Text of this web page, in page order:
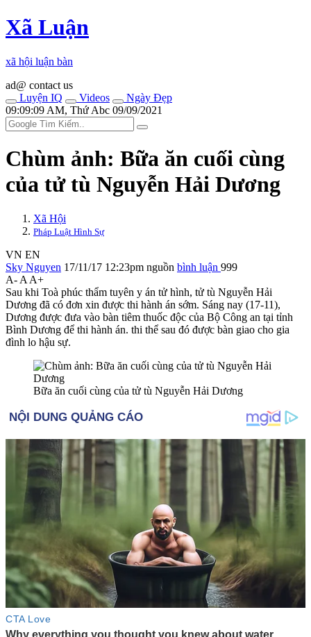
Xã Luận
xã hội luận bàn
ad@ contact us
Luyện IQ
Videos
Ngày Đẹp
09:09:09 AM, Thứ Abc 09/09/2021
Chùm ảnh: Bữa ăn cuối cùng
của tử tù Nguyễn Hải Dương
Xã Hội
Pháp Luật Hình Sự
VN EN
Sky Nguyen 17/11/17 12:23pm nguồn bình luận 999
A- A A+
Sau khi Toà phúc thẩm tuyên y án t‌ử hìn‌h, tử tù Nguyễn Hải
Dương đã có đơn xin được thi hành án sớm. Sáng nay (17-11),
Dương được đưa vào bàn tiêm thuốc độc của Bộ Công an tại tỉnh
Bình Dương để thi hành án. th‌i th‌ể sau đó được bàn giao cho gia
đình lo hậu sự.
Bữa ăn cuối cùng của tử tù Nguyễn Hải Dương